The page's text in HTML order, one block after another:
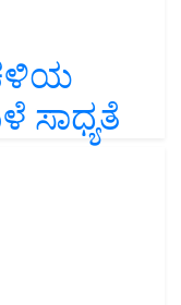
ಸಾಧ್ಯತೆ